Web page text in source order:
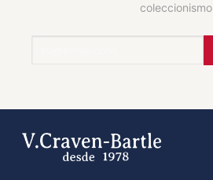
coleccionismo